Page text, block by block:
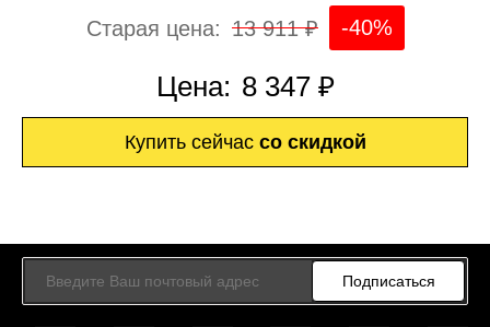
Старая цена: 13 911 ₽ -40%
Цена: 8 347 ₽
Купить сейчас со скидкой
Подписаться